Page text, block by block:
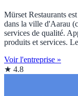
Mürset Restaurants
dans la ville d'Aarau
services de qualité.
produits et services.
Voir l'entreprise »
★ 4.8